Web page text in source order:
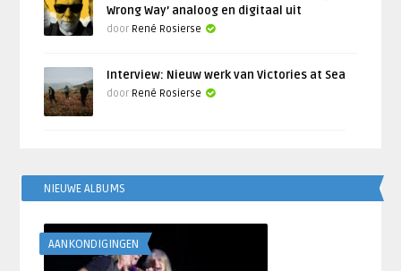
Wrong Way’ analoog en digitaal uit
door René Rosierse
Interview: Nieuw werk van Victories at Sea
door René Rosierse
NIEUWE ALBUMS
AANKONDIGINGEN